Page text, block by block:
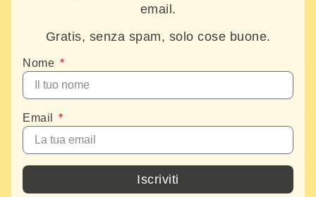
email.
Gratis, senza spam, solo cose buone.
Nome
Email
Iscriviti